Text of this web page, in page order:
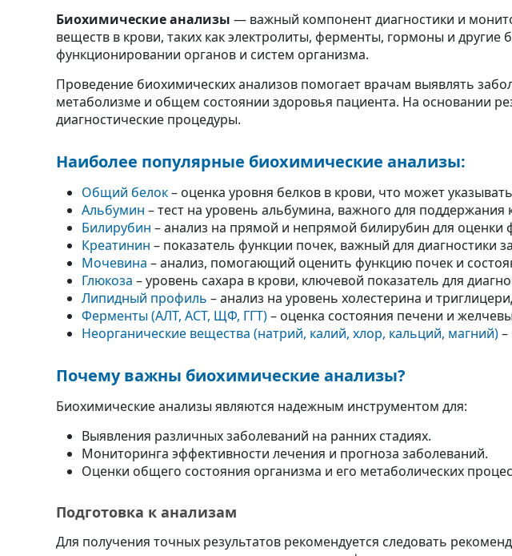
Биохимические анализы — важный компонент диагностики и
веществ в крови, таких как электролиты, ферменты, гормоны и
функционировании органов и систем организма.
Проведение биохимических анализов помогает врачам выявлять
метаболизме и общем состоянии здоровья пациента. На основании
диагностические процедуры.
Наиболее популярные биохимические анализы:
Общий белок– оценка уровня белков в крови, что может
Альбумин – тест на уровень альбумина, важного для поддержания
Билирубин – анализ на прямой и непрямой билирубин для оценки
Креатинин – показатель функции почек, важный для диагностики
Мочевина – анализ, помогающий оценить функцию почек и
Глюкоза – уровень сахара в крови, ключевой показатель для
Липидный профиль – анализ на уровень холестерина и
Ферменты (АЛТ, АСТ, ЩФ, ГГТ)– оценка состояния печени и
Неорганические вещества (натрий, калий, хлор, кальций, магний)
Почему важны биохимические анализы?
Биохимические анализы являются надежным инструментом для:
Выявления различных заболеваний на ранних стадиях.
Мониторинга эффективности лечения и прогноза заболеваний.
Оценки общего состояния организма и его метаболических
Подготовка к анализам
Для получения точных результатов рекомендуется следовать